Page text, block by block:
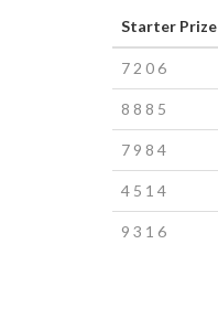
Starter Prize
7 2 06
8 8 8 5
7 9 8 4
4 5 1 4
9 3 1 6